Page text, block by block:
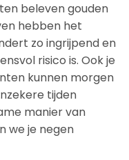
beleven gouden
hebben het
zo ingrijpend en
risico is. Ook je
kunnen morgen
tijden
manier van
we je negen